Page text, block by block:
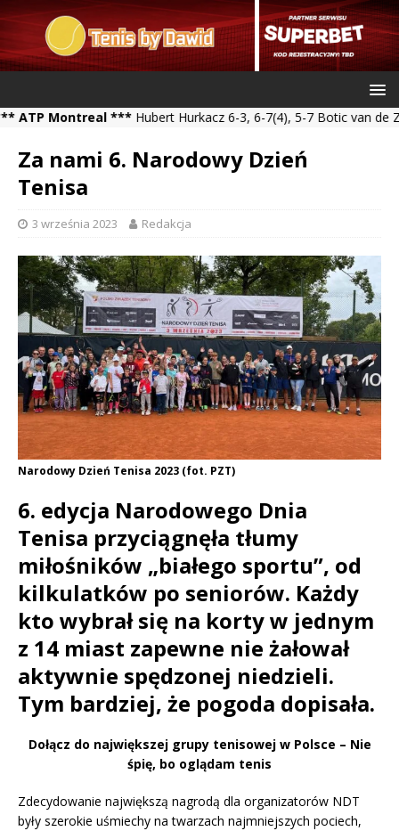
Montreal ***Hubert Hurkacz 6-3, 6-7(4), 5-7 Botic van de
Za nami 6. Narodowy Dzień
Tenisa
3 września 2023 Redakcja
Narodowy Dzień Tenisa 2023 (fot. PZT)
6. edycja Narodowego Dnia
Tenisa przyciągnęła tłumy
miłośników „białego sportu”, od
kilkulatków po seniorów. Każdy
kto wybrał się na korty w jednym
z 14 miast zapewne nie żałował
aktywnie spędzonej niedzieli.
Tym bardziej, że pogoda dopisała.
Dołącz do największej grupy tenisowej w Polsce – Nie
śpię, bo oglądam tenis
Zdecydowanie największą nagrodą dla organizatorów NDT
były szerokie uśmiechy na twarzach najmniejszych pociech,